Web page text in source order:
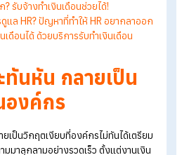
งเพิ่มเติม
สบาย ด้วยบริการรับจ้างทำเงินเดือน
าก? รับจ้างทำเงินเดือนช่วยได้!
ใครดูแล HR? ปัญหาที่ทำให้ HR อยากลา
งินเดือนได้ ด้วยบริการรับทำเงินเดือน